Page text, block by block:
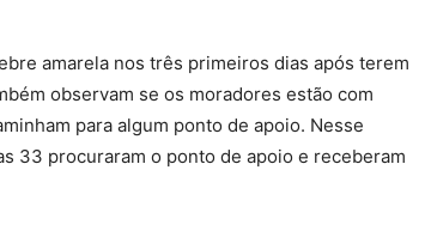
amarela nos três primeiros dias após terem
observam se os moradores estão com
para algum ponto de apoio. Nesse
33 procuraram o ponto de apoio e receberam